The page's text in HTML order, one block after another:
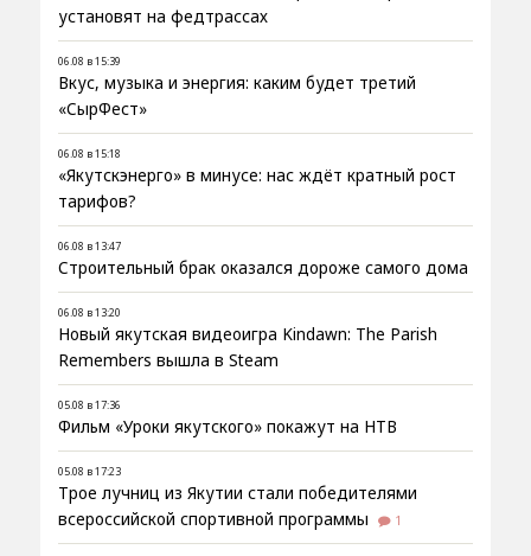
установят на федтрассах
06.08 в 15:39
Вкус, музыка и энергия: каким будет третий
«СырФест»
06.08 в 15:18
«Якутскэнерго» в минусе: нас ждёт кратный рост
тарифов?
06.08 в 13:47
Строительный брак оказался дороже самого дома
06.08 в 13:20
Новый якутская видеоигра Kindawn: The Parish
Remembers вышла в Steam
05.08 в 17:36
Фильм «Уроки якутского» покажут на НТВ
05.08 в 17:23
Трое лучниц из Якутии стали победителями
всероссийской спортивной программы
1